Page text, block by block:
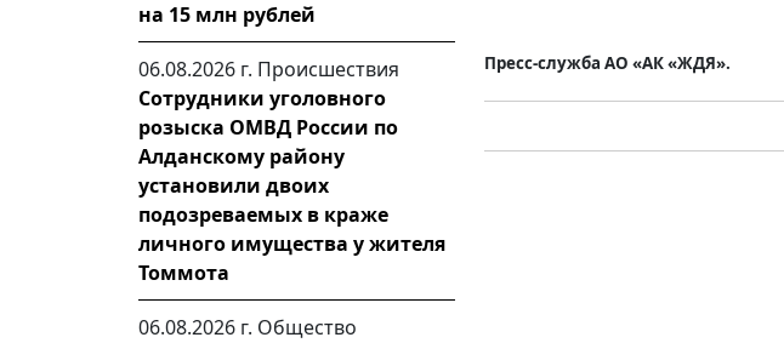
на 15 млн рублей
06.08.2026 г. Происшествия
Сотрудники уголовного
розыска ОМВД России по
Алданскому району
установили двоих
подозреваемых в краже
личного имущества у жителя
Томмота
06.08.2026 г. Общество
Пресс-служба АО «АК «ЖДЯ».